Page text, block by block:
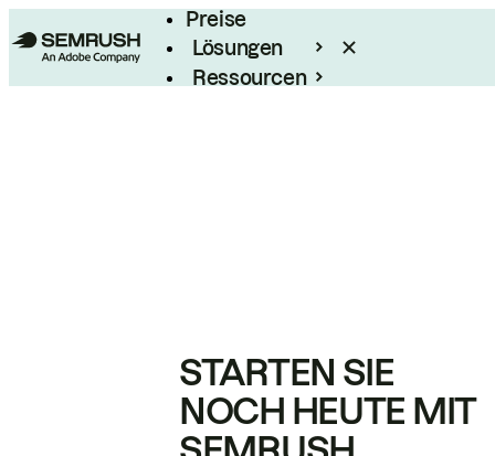
Preise
Lösungen
Ressourcen
STARTEN SIE
NOCH HEUTE MIT